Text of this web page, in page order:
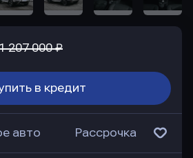
207 000 ₽
в кредит
авто Рассрочка